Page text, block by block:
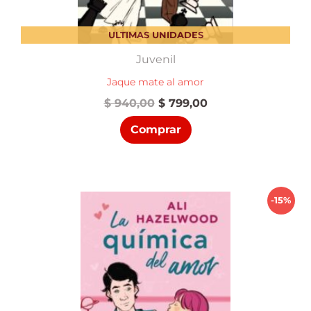
ULTIMAS UNIDADES
Juvenil
Jaque mate al amor
$940,00 El
precio
original
era:
$799,00El
Comprar
-15%